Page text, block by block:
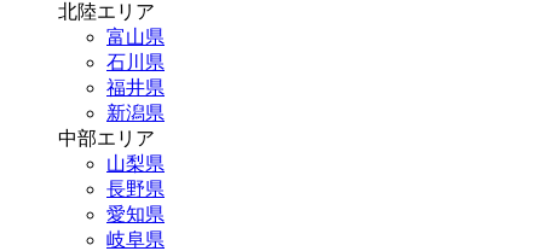
北陸エリア
富山県
石川県
福井県
新潟県
中部エリア
山梨県
長野県
愛知県
岐阜県